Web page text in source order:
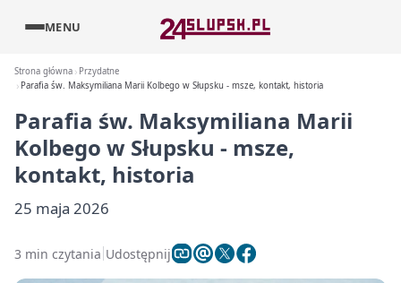
MENU
Strona główna
Przydatne
Parafia św. Maksymiliana Marii Kolbego w Słupsku - msze, kontakt, historia
Parafia św. Maksymiliana Marii
Kolbego w Słupsku - msze,
kontakt, historia
25 maja 2026
3 min czytania Udostępnij